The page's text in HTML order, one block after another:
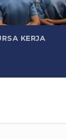
KERJA